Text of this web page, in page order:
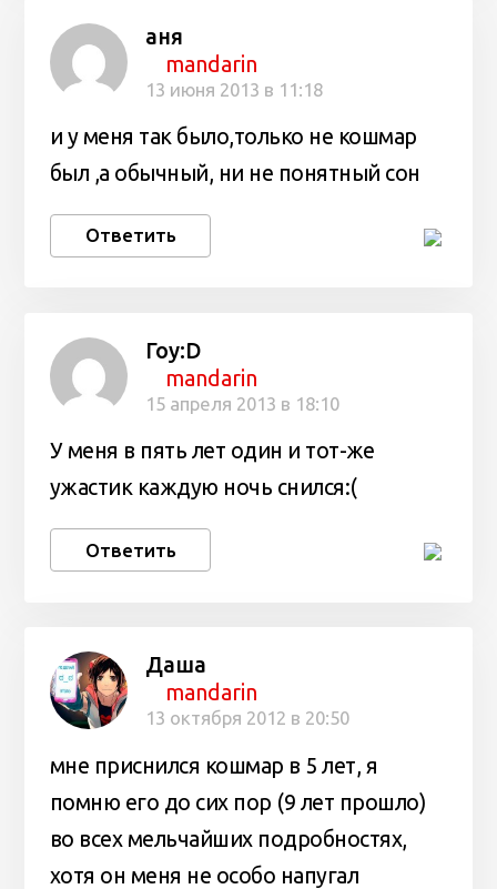
аня
mandarin
13 июня 2013 в 11:18
и у меня так было,только не кошмар
был ,а обычный, ни не понятный сон
Ответить
Гоу:D
mandarin
15 апреля 2013 в 18:10
У меня в пять лет один и тот-же
ужастик каждую ночь снился:(
Ответить
Даша
mandarin
13 октября 2012 в 20:50
мне приснился кошмар в 5 лет, я
помню его до сих пор (9 лет прошло)
во всех мельчайших подробностях,
хотя он меня не особо напугал